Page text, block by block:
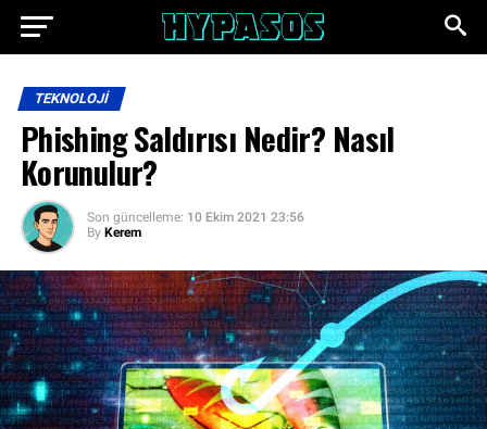
TEKNOLOJI
Phishing Saldırısı Nedir? Nasıl
Korunulur?
Son güncelleme: 10 Ekim 2021 23:56
By Kerem